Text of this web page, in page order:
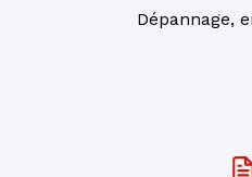
Dépannage,